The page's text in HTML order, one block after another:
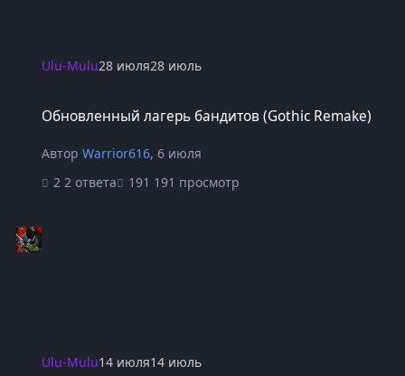
Ulu-Mulu28 июля28 июль
Обновленный лагерь бандитов (Gothic Remake)
АвторWarrior616,6 июля
2 ответа
191 просмотр
Ulu-Mulu14 июля14 июль